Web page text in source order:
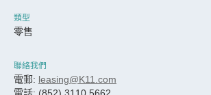
類型
零售
聯絡我們
電郵: leasing@K11.com